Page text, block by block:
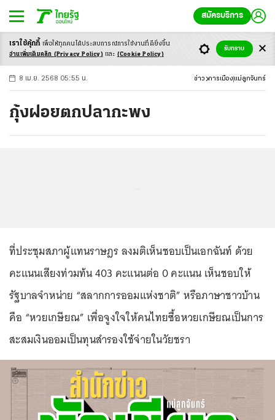
สมัครบริการ
-ก ก ก+
8 เม.ย. 2568 05:55 น. ข่าว การเมือง แม่ลูกจันทร์
กุ้งฝอยตกปลากะพง
ที่ประชุมสภาผู้แทนราษฎร ลงมติเห็นชอบเป็นเอกฉันท์ ด้วย
คะแนนเสียงท่วมท้น 403 คะแนนต่อ 0 คะแนน เห็นชอบให้
รัฐบาลจำหน่าย “สลากการออมแห่งชาติ” หรือภาษาชาวบ้าน
คือ “หวยเกษียณ” เพื่อจูงใจให้คนไทยซื้อหวยเกษียณเป็นการ
สะสมเงินออมเป็นทุนสำรองใช้จ่ายในวัยชรา
เราใช้คุ้กกี้ เพื่อให้ทุกคนได้ประสบการณ์การใช้งานที่ดียิ่งขึ้น
อ่านเพิ่มเติมคลิก (Privacy Policy) และ (Cookie Policy)
รับทราบ